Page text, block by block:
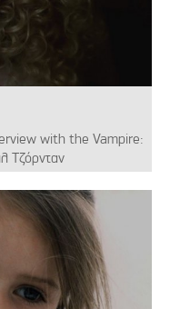
with the Vampire:
Τζόρνταν